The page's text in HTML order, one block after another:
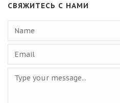
СВЯЖИТЕСЬ С НАМИ